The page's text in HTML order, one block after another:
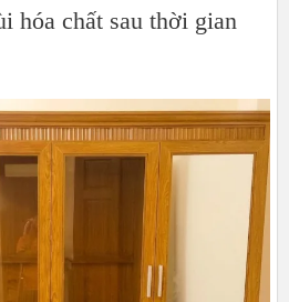
hóa chất sau thời gian